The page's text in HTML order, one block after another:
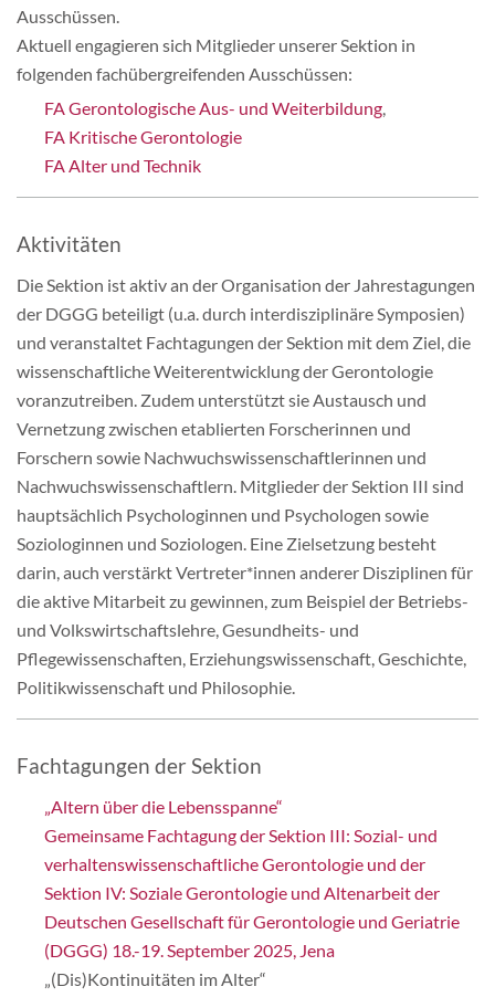
Ausschüssen.
Aktuell engagieren sich Mitglieder unserer Sektion in
folgenden fachübergreifenden Ausschüssen:
FA Gerontologische Aus- und Weiterbildung,
FA Kritische Gerontologie
FA Alter und Technik
Aktivitäten
Die Sektion ist aktiv an der Organisation der Jahrestagungen
der DGGG beteiligt (u.a. durch interdisziplinäre Symposien)
und veranstaltet Fachtagungen der Sektion mit dem Ziel, die
wissenschaftliche Weiterentwicklung der Gerontologie
voranzutreiben. Zudem unterstützt sie Austausch und
Vernetzung zwischen etablierten Forscherinnen und
Forschern sowie Nachwuchswissenschaftlerinnen und
Nachwuchswissenschaftlern. Mitglieder der Sektion III sind
hauptsächlich Psychologinnen und Psychologen sowie
Soziologinnen und Soziologen. Eine Zielsetzung besteht
darin, auch verstärkt Vertreter*innen anderer Disziplinen für
die aktive Mitarbeit zu gewinnen, zum Beispiel der Betriebs-
und Volkswirtschaftslehre, Gesundheits- und
Pflegewissenschaften, Erziehungswissenschaft, Geschichte,
Politikwissenschaft und Philosophie.
Fachtagungen der Sektion
„Altern über die Lebensspanne“
Gemeinsame Fachtagung der Sektion III: Sozial- und
verhaltenswissenschaftliche Gerontologie und der
Sektion IV: Soziale Gerontologie und Altenarbeit der
Deutschen Gesellschaft für Gerontologie und Geriatrie
(DGGG) 18.-19. September 2025, Jena
„(Dis)Kontinuitäten im Alter“